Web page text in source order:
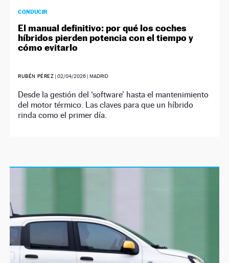
CONDUCIR
El manual definitivo: por qué los coches
híbridos pierden potencia con el tiempo y
cómo evitarlo
RUBÉN PÉREZ |02/04/2026 | MADRID
Desde la gestión del ‘software’ hasta el mantenimiento
del motor térmico. Las claves para que un híbrido
rinda como el primer día.